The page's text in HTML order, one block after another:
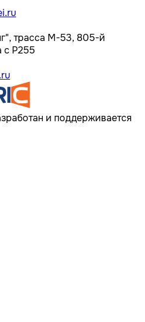
трасса M-53, 805-й
с Р255
и поддерживается